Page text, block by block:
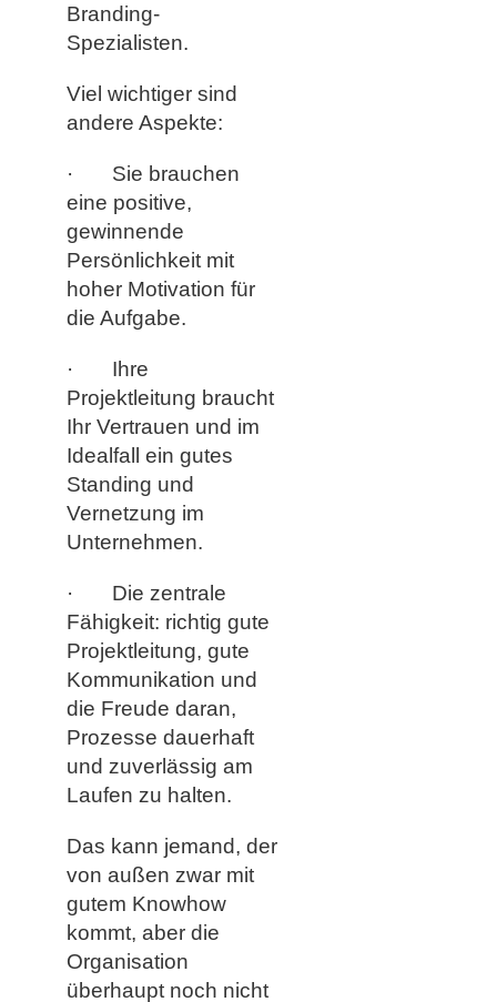
Branding-
Spezialisten.
Viel wichtiger sind
andere Aspekte:
· Sie brauchen
eine positive,
gewinnende
Persönlichkeit mit
hoher Motivation für
die Aufgabe.
· Ihre
Projektleitung braucht
Ihr Vertrauen und im
Idealfall ein gutes
Standing und
Vernetzung im
Unternehmen.
· Die zentrale
Fähigkeit: richtig gute
Projektleitung, gute
Kommunikation und
die Freude daran,
Prozesse dauerhaft
und zuverlässig am
Laufen zu halten.
Das kann jemand, der
von außen zwar mit
gutem Knowhow
kommt, aber die
Organisation
überhaupt noch nicht